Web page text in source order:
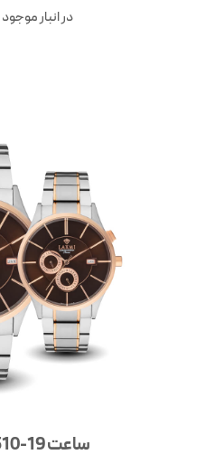
در انبار
ساعت Laxmi 8510-19